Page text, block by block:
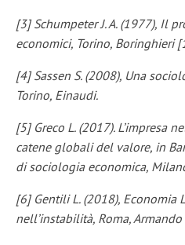
[3] Schumpeter J. A. (1977), Il
economici, Torino, Boringhieri
[4] Sassen S. (2008), Una
Torino, Einaudi.
[5] Greco L. (2017). L’impresa
catene globali del valore, in
di sociologia economica,
[6] Gentili L. (2018), Economia
nell’instabilità, Roma,